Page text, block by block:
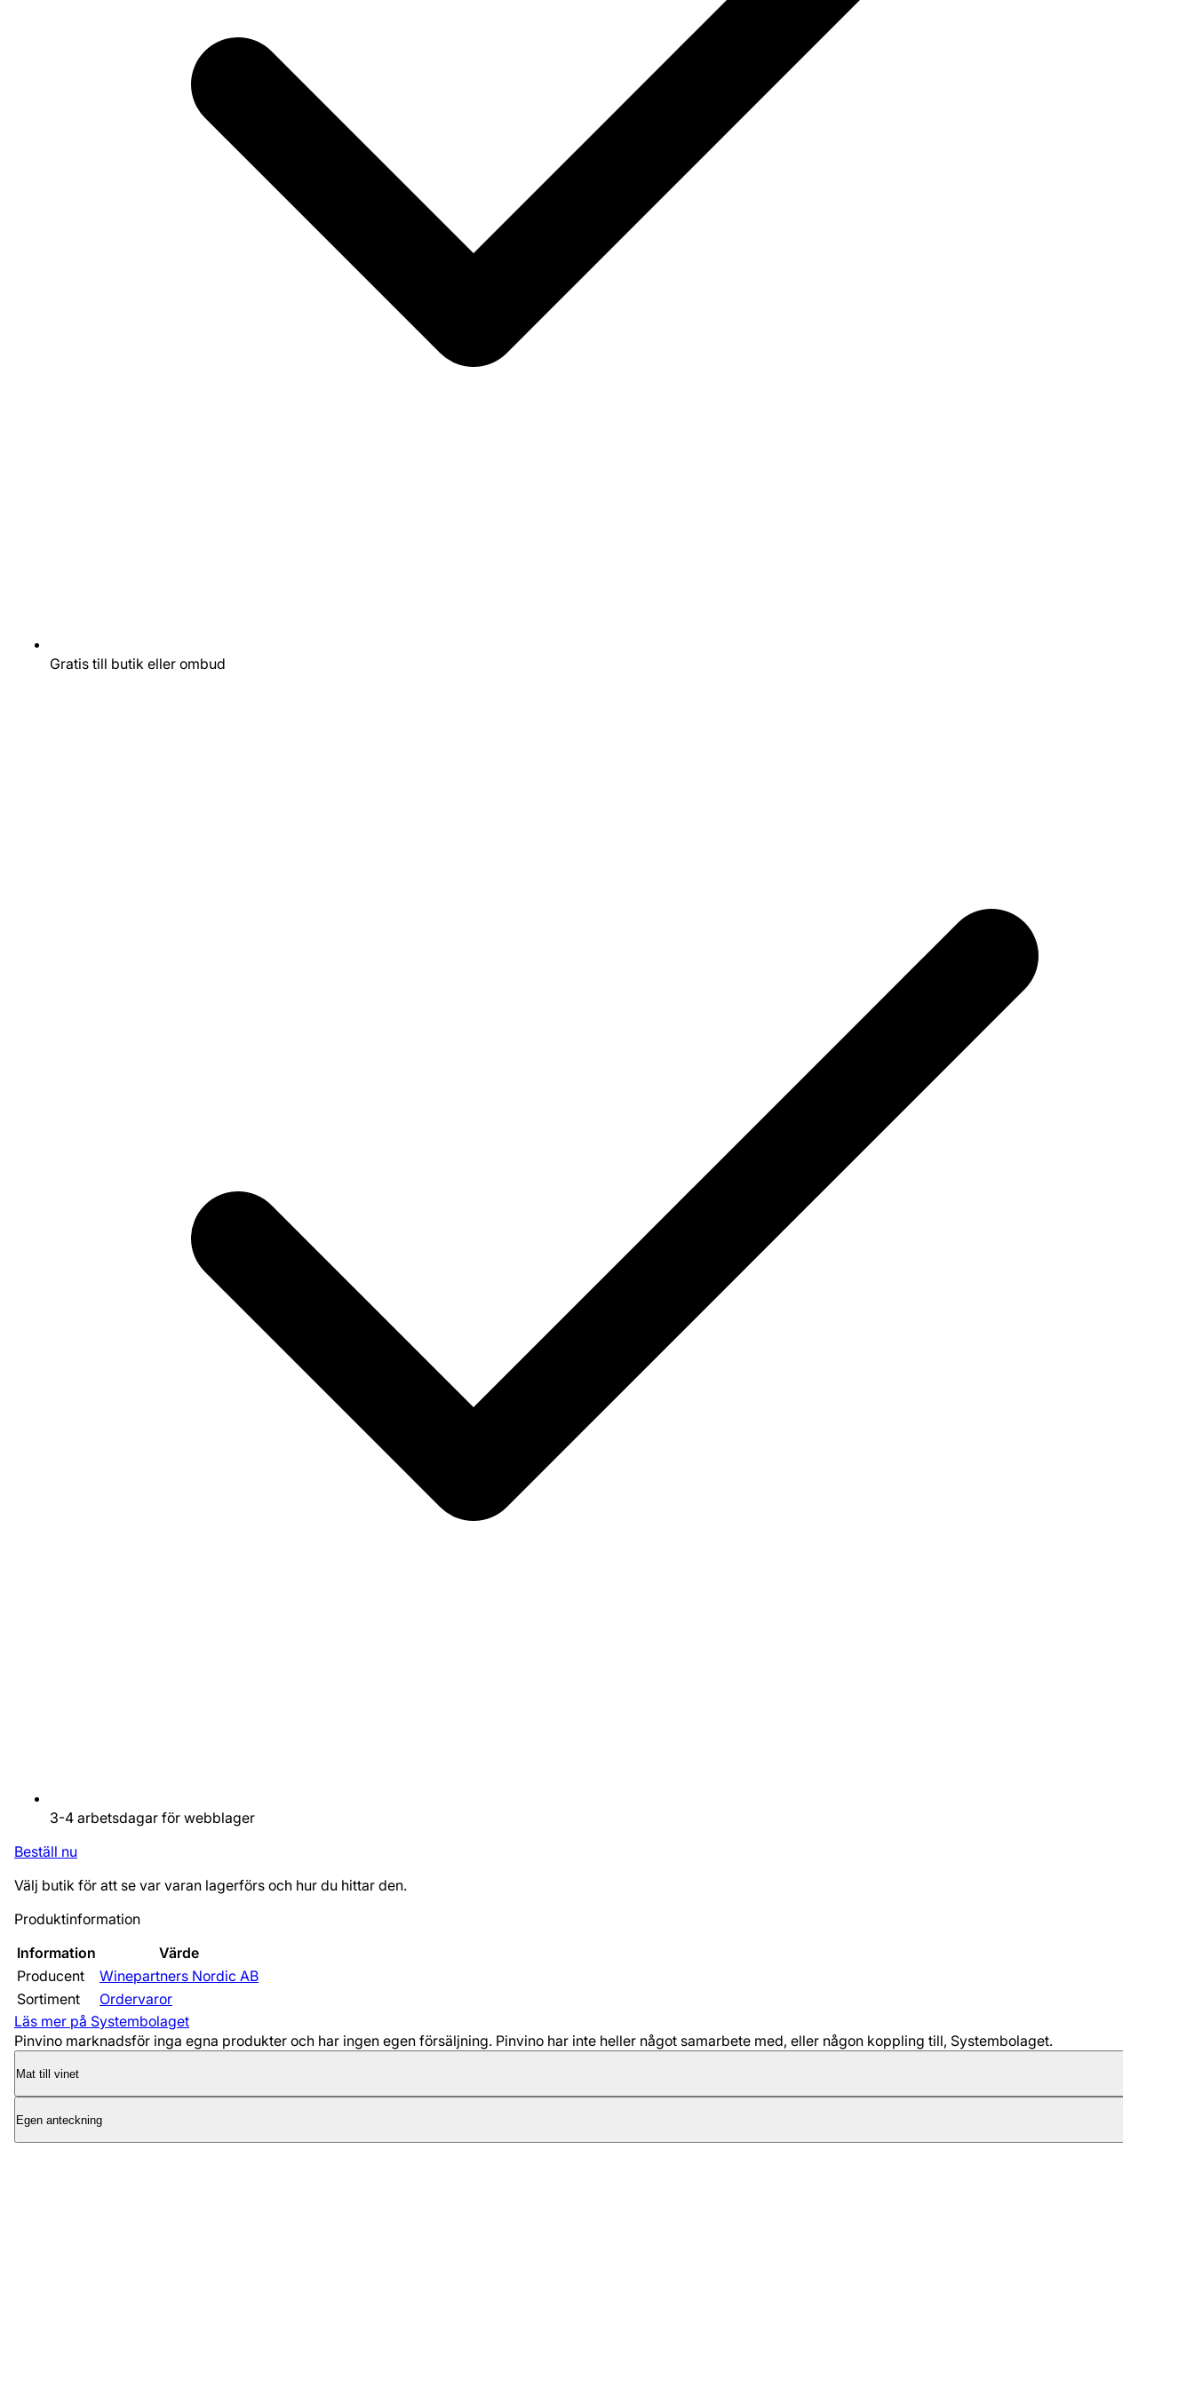
Gratis till butik eller ombud
3-4 arbetsdagar för webblager
Beställ nu
Välj butik för att se var varan lagerförs och hur du hittar den.
Produktinformation
Information
Värde
Producent
Winepartners Nordic AB
Sortiment
Ordervaror
Läs mer på Systembolaget
Pinvino marknadsför inga egna produkter och har ingen egen försäljning. Pinvino har inte heller något samarbete med, eller någon koppling till, Systembolaget.
Mat till vinet
Egen anteckning